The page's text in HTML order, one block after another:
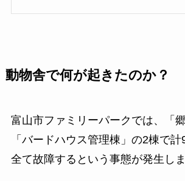
動物舎で何が起きたのか？
富山市ファミリーパークでは、「
「バードハウス管理棟」の2棟で
全て故障するという事態が発生しま